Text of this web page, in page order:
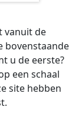
vanuit de
bovenstaande
u de eerste?
een schaal
site hebben